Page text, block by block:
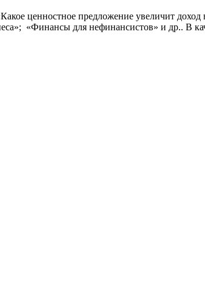
ценностное предложение увеличит доход
«Финансы для нефинансистов» и др.. В